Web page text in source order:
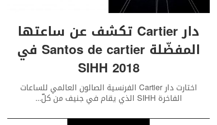
دار Cartier تكشف عن ساعتها
المفضّلة Santos de cartier في
SIHH 2018
اختارت دار Cartier الفرنسية الصالون العالمي للساعات
الفاخرة SIHH الذي يقام في جنيف من كلّ ...